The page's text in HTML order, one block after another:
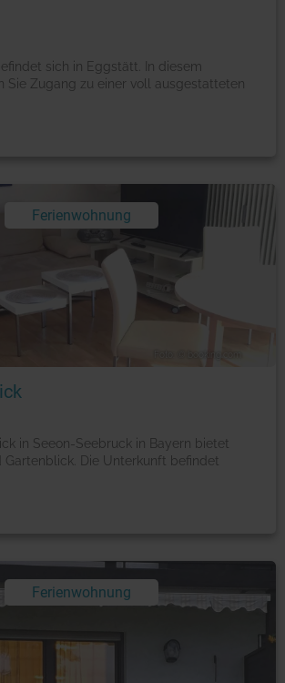
sich in Eggstätt. In diesem
Sie Zugang zu einer voll ausgestatteten
Ferienwohnung
in Seeon-Seebruck in Bayern bietet
Gartenblick. Die Unterkunft befindet
Ferienwohnung